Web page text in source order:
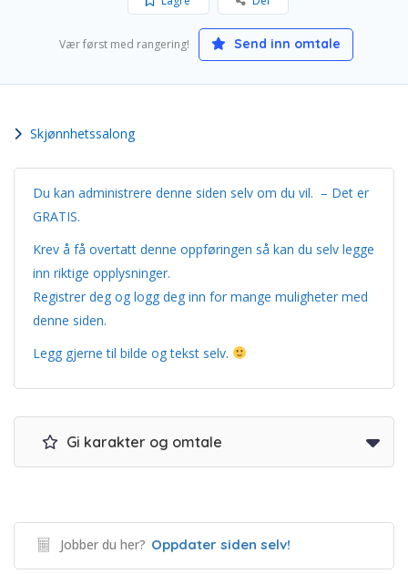
Vær først med rangering! Send inn omtale
Skjønnhetssalong
Du kan administrere denne siden selv om du vil. – Det er
GRATIS.
Krev å få overtatt denne oppføringen så kan du selv legge
inn riktige opplysninger.
Registrer deg og logg deg inn for mange muligheter med
denne siden.
Legg gjerne til bilde og tekst selv.
Gi karakter og omtale
Jobber du her? Oppdater siden selv!